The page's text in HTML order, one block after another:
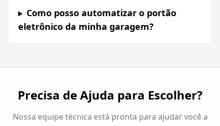
Como posso automatizar o portão
eletrônico da minha garagem?
Precisa de Ajuda para Escolher?
Nossa equipe técnica está pronta para ajudar você a